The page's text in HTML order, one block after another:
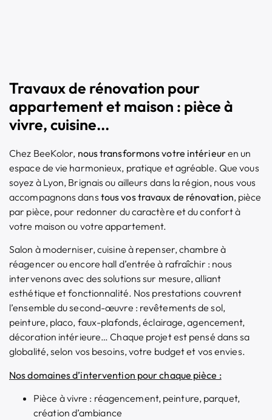
Travaux de rénovation pour
appartement et maison : pièce à
vivre, cuisine...
Chez BeeKolor, nous transformons votre intérieuren un
espace de vie harmonieux, pratique et agréable. Que vous
soyez à Lyon, Brignais ou ailleurs dans la région, nous vous
accompagnons dans tous vos travaux de rénovation, pièce
par pièce, pour redonner du caractère et du confort à
votre maison ou votre appartement.
Salon à moderniser, cuisine à repenser, chambre à
réagencer ou encore hall d’entrée à rafraîchir : nous
intervenons avec des solutions sur mesure, alliant
esthétique et fonctionnalité. Nos prestations couvrent
l’ensemble du second-œuvre : revêtements de sol,
peinture, placo, faux-plafonds, éclairage, agencement,
décoration intérieure… Chaque projet est pensé dans sa
globalité, selon vos besoins, votre budget et vos envies.
Nos domaines d’intervention pour chaque pièce :
Pièce à vivre : réagencement, peinture, parquet,
création d’ambiance